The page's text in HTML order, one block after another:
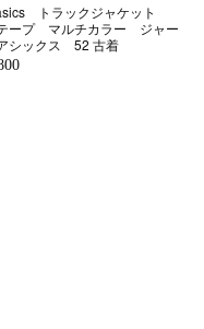
トラックジャケット
ープ マルチカラー ジャー
シックス 52 古着